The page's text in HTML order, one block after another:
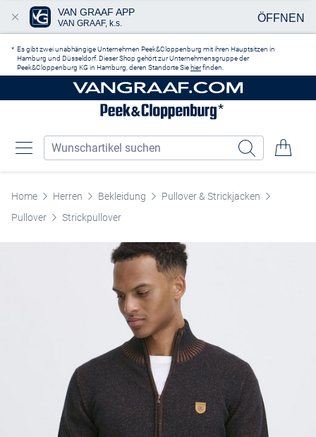
Es gibt zwei unabhängige Unternehmen Peek&Cloppenburg mit ihren Hauptsitzen in
Hamburg und Düsseldorf. Dieser Shop gehört zur Unternehmensgruppe der
Peek&Cloppenburg KG in Hamburg, deren Standorte Sie hierfinden.
Home Herren Bekleidung
Pullover & Strickjacken
Pullover
Strickpullover
VAN GRAAF APP
VAN GRAAF, k.s. ÖFFNEN